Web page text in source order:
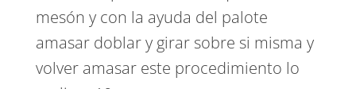
mesón y con la ayuda del palote
amasar doblar y girar sobre si misma y
volver amasar este procedimiento lo